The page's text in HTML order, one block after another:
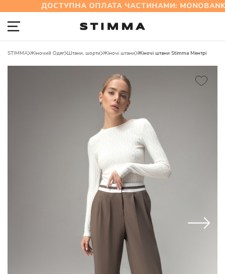
ДОСТУПНА ОПЛАТА ЧАСТИНАМИ:
STIMMA Жіночий Одяг Штани, шорти Жіночі штани Жіночі штани Stimma Ментрі